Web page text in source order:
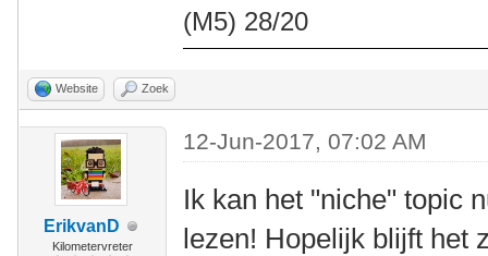
(M5) 28/20
Website Zoek
ErikvanD
Kilometervreter
12-Jun-2017, 07:02 AM
Ik kan het "niche" topic
lezen! Hopelijk blijft het